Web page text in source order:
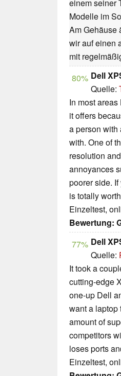
einem seiner
Modelle im
Am Gehäuse
wir auf einen
mit
80% Dell
Quelle:
In most
it offers
a person with
with. One of
resolution
annoyances
poorer side.
is totally
Einzeltest,
Bewertung:
77% Dell
Quelle:
It took a
cutting-edge
one-up Dell
want a laptop
amount of
competitors
loses ports
Einzeltest,